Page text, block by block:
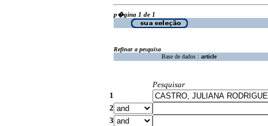
p�gina 1 de 1
Refinar a pesquisa
Base de dados : article
Pesquisar
1
2
3